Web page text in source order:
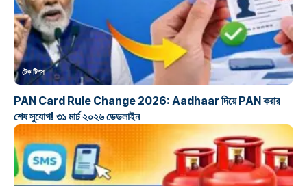
টেক টিপস
PAN Card Rule Change 2026: Aadhaar দিয়ে PAN করার
শেষ সুযোগ! ৩১ মার্চ ২০২৬ ডেডলাইন